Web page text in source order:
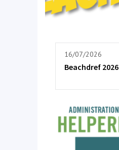
16/07/2026
Beachdref 2026